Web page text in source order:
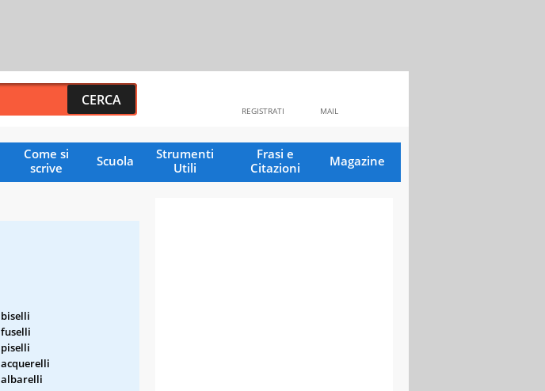
MAIL
REGISTRATI
Come si
scrive
Scuola
Strumenti
Utili
Frasi e
Citazioni
Magazine
biselli
fuselli
piselli
acquerelli
albarelli